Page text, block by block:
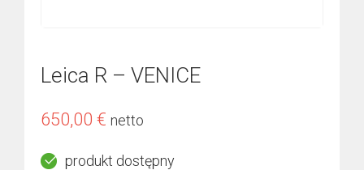
Leica R – VENICE
650,00 € netto
produkt dostępny